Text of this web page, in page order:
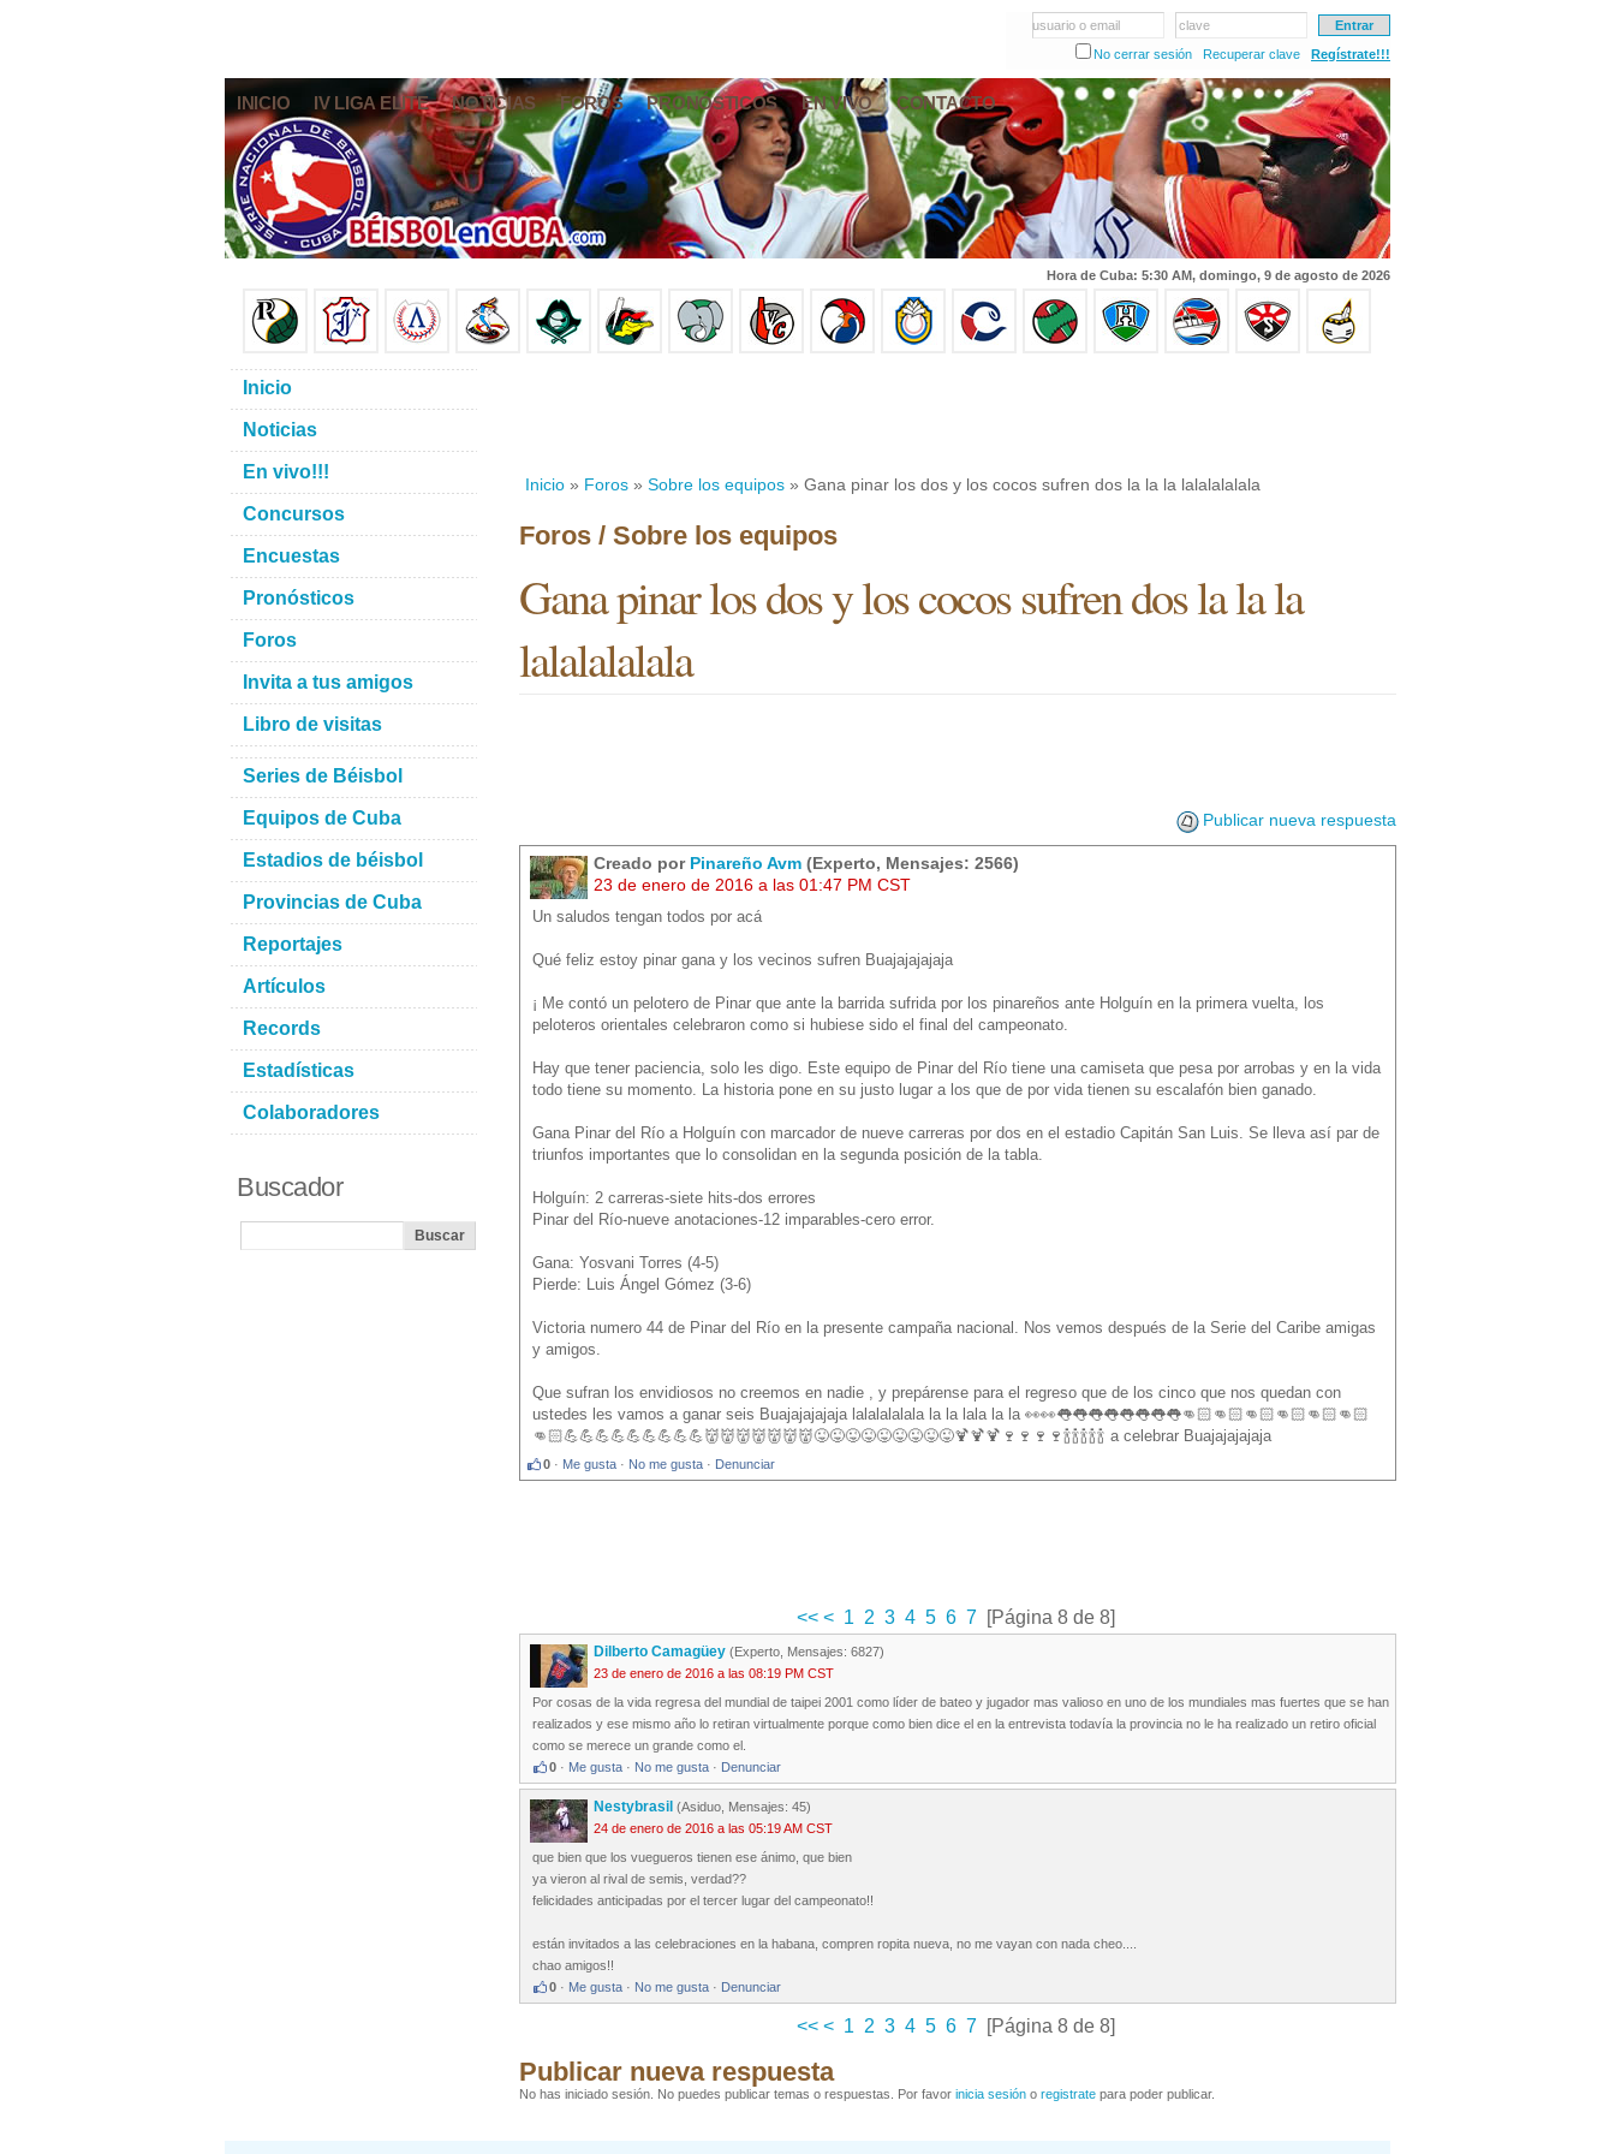
usuario o email
clave
No cerrar sesión
Recuperar clave Regístrate!!!
INICIO IV LIGA ELITE NOTICIAS FOROS PRONÓSTICOS EN VIVO CONTACTO
Hora de Cuba: 5:30 AM, domingo, 9 de agosto de 2026
Inicio » Foros » Sobre los equipos » Gana pinar los dos y los cocos sufren dos la la la lalalalalala
Foros / Sobre los equipos
Gana pinar los dos y los cocos sufren dos la la la
lalalalalala
Publicar nueva respuesta
Creado por Pinareño Avm (Experto, Mensajes: 2566)
23 de enero de 2016 a las 01:47 PM CST
Un saludos tengan todos por acá
Qué feliz estoy pinar gana y los vecinos sufren Buajajajajaja
¡ Me contó un pelotero de Pinar que ante la barrida sufrida por los pinareños ante Holguín en la primera vuelta, los
peloteros orientales celebraron como si hubiese sido el final del campeonato.
Hay que tener paciencia, solo les digo. Este equipo de Pinar del Río tiene una camiseta que pesa por arrobas y en la vida
todo tiene su momento. La historia pone en su justo lugar a los que de por vida tienen su escalafón bien ganado.
Gana Pinar del Río a Holguín con marcador de nueve carreras por dos en el estadio Capitán San Luis. Se lleva así par de
triunfos importantes que lo consolidan en la segunda posición de la tabla.
Holguín: 2 carreras-siete hits-dos errores
Pinar del Río-nueve anotaciones-12 imparables-cero error.
Gana: Yosvani Torres (4-5)
Pierde: Luis Ángel Gómez (3-6)
Victoria numero 44 de Pinar del Río en la presente campaña nacional. Nos vemos después de la Serie del Caribe amigas
y amigos.
Que sufran los envidiosos no creemos en nadie , y prepárense para el regreso que de los cinco que nos quedan con
ustedes les vamos a ganar seis Buajajajajaja lalalalalala la la lala la la 👀👀👅👅👅👅👅👅👅👅👊🏻👊🏻👊🏻👊🏻👊🏻👊🏻
👊🏻💪💪💪💪💪💪💪💪💪👹👹👹👹👹👹👹😜😜😜😜😜😜😜😜😜🍹🍹🍹🍷🍷🍷🍷🍾🍾🍾🍾🍾 a celebrar Buajajajajaja
0 · Me gusta · No me gusta · Denunciar
<< < 1 2 3 4 5 6 7 [Página 8 de 8]
Dilberto Camagüey (Experto, Mensajes: 6827)
23 de enero de 2016 a las 08:19 PM CST
Por cosas de la vida regresa del mundial de taipei 2001 como líder de bateo y jugador mas valioso en uno de los mundiales mas fuertes que se han
realizados y ese mismo año lo retiran virtualmente porque como bien dice el en la entrevista todavía la provincia no le ha realizado un retiro oficial
como se merece un grande como el.
0 · Me gusta · No me gusta · Denunciar
Nestybrasil (Asiduo, Mensajes: 45)
24 de enero de 2016 a las 05:19 AM CST
que bien que los vuegueros tienen ese ánimo, que bien
ya vieron al rival de semis, verdad??
felicidades anticipadas por el tercer lugar del campeonato!!
están invitados a las celebraciones en la habana, compren ropita nueva, no me vayan con nada cheo....
chao amigos!!
0 · Me gusta · No me gusta · Denunciar
<< < 1 2 3 4 5 6 7 [Página 8 de 8]
Publicar nueva respuesta
No has iniciado sesión. No puedes publicar temas o respuestas. Por favor inicia sesión o registrate para poder publicar.
Inicio
Noticias
En vivo!!!
Concursos
Encuestas
Pronósticos
Foros
Invita a tus amigos
Libro de visitas
Series de Béisbol
Equipos de Cuba
Estadios de béisbol
Provincias de Cuba
Reportajes
Artículos
Records
Estadísticas
Colaboradores
Buscador